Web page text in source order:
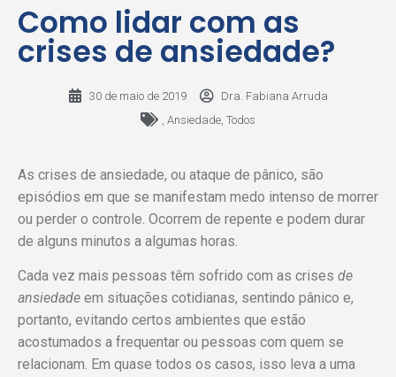
Como lidar com as
crises de ansiedade?
30 de maio de 2019
Dra. Fabiana Arruda
Ansiedade Todos
As crises de ansiedade, ou ataque de pânico, são
episódios em que se manifestam medo intenso de morrer
ou perder o controle. Ocorrem de repente e podem durar
de alguns minutos a algumas horas.
Cada vez mais pessoas têm sofrido com as crises de
ansiedade em situações cotidianas, sentindo pânico e,
portanto, evitando certos ambientes que estão
acostumados a frequentar ou pessoas com quem se
relacionam. Em quase todos os casos, isso leva a uma